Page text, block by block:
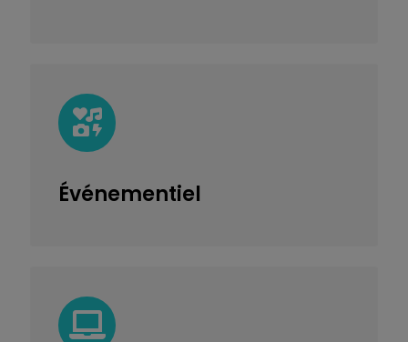
Événementiel